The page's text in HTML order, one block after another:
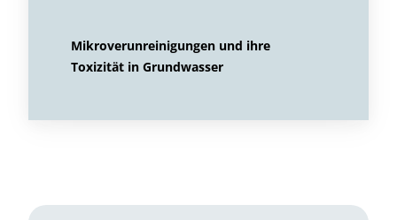
Mikroverunreinigungen und ihre
Toxizität in Grundwasser